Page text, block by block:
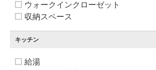
ウォークインクローゼット
収納スペース
キッチン
給湯